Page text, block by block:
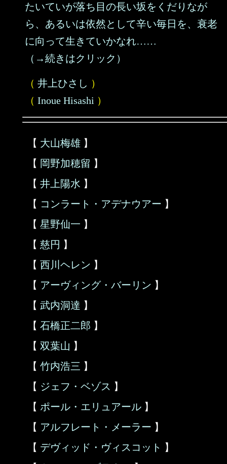
たいていが落ち目の長い坂をくだりなが
ら、あるいは依然として辛い毎日を、衰老
に向って生きていかなれ……
（→続きはクリック）
（ 井上ひさし ）
（ Inoue Hisashi ）
【 大山梅雄 】
【 岡野加穂留 】
【 井上陽水 】
【 コンラート・アデナウアー 】
【 星野仙一 】
【 慈円 】
【 西川ヘレン 】
【 アーヴィング・バーリン 】
【 武内洞達 】
【 石橋正二郎 】
【 双葉山 】
【 竹内浩三 】
【 ジェフ・ベゾス 】
【 ポール・エリュアール 】
【 アルフレート・メーラー 】
【 デヴィッド・ヴィスコット 】